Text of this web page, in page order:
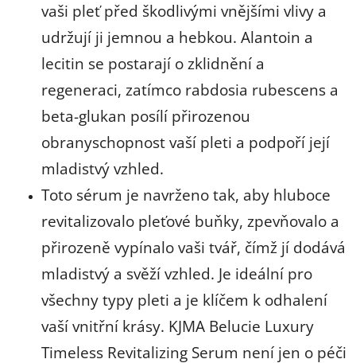
vaši pleť před škodlivými vnějšími vlivy a
udržují ji jemnou a hebkou. Alantoin a
lecitin se postarají o zklidnění a
regeneraci, zatímco rabdosia rubescens a
beta-glukan posílí přirozenou
obranyschopnost vaší pleti a podpoří její
mladistvý vzhled.
Toto sérum je navrženo tak, aby hluboce
revitalizovalo pleťové buňky, zpevňovalo a
přirozeně vypínalo vaši tvář, čímž jí dodává
mladistvý a svěží vzhled. Je ideální pro
všechny typy pleti a je klíčem k odhalení
vaší vnitřní krásy. KJMA Belucie Luxury
Timeless Revitalizing Serum není jen o péči